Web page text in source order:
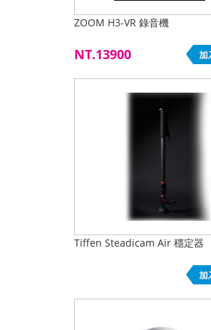
ZOOM H3-VR 錄音機
NT.13900
Tiffen Steadicam Air 穩定器